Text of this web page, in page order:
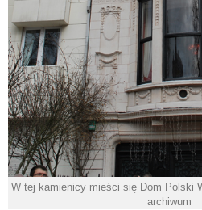
W tej kamienicy mieści się Dom Polski
archiwum